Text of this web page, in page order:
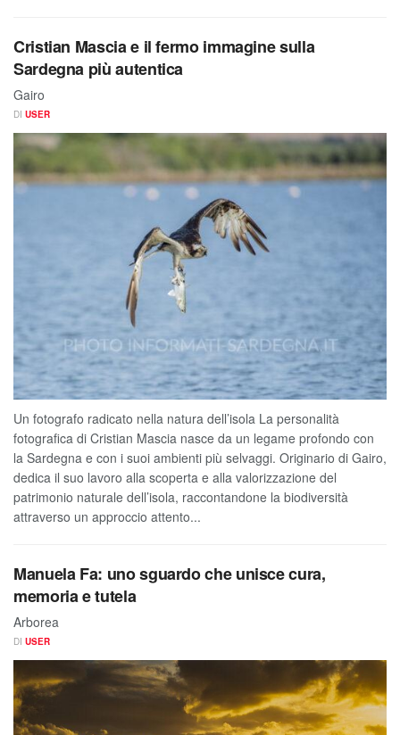
Cristian Mascia e il fermo immagine sulla
Sardegna più autentica
Gairo
DI USER
Un fotografo radicato nella natura dell’isola La personalità
fotografica di Cristian Mascia nasce da un legame profondo con
la Sardegna e con i suoi ambienti più selvaggi. Originario di Gairo,
dedica il suo lavoro alla scoperta e alla valorizzazione del
patrimonio naturale dell’isola, raccontandone la biodiversità
attraverso un approccio attento...
Manuela Fa: uno sguardo che unisce cura,
memoria e tutela
Arborea
DI USER